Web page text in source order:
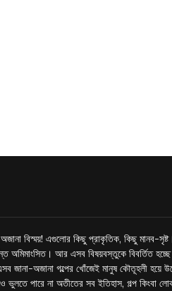
বিস্ময়! এগুলোর কিছু প্রাকৃতিক, কিছু মানব-
অমিমাংসিত। আর এসব বিষয়বস্তুকে বিবর্তিত
জানা-অজানা গল্পের খোঁজেই মানুষ কৌতূহলী হয়ে
পারে না অতীতের সব ইতিহাস, গল্প কিংবা